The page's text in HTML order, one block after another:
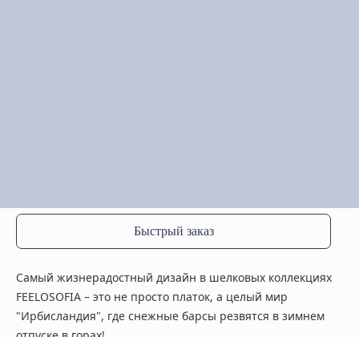
Быстрый заказ
Самый жизнерадостный дизайн в шелковых коллекциях
FEELOSOFIA – это не просто платок, а целый мир
"Ирбисландия", где снежные барсы резвятся в зимнем